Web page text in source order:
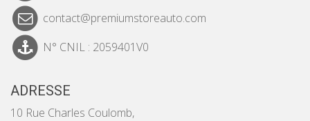
contact@premiumstoreauto.com
N° CNIL : 2059401V0
ADRESSE
10 Rue Charles Coulomb,